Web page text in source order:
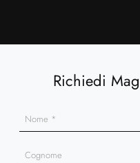
Richiedi